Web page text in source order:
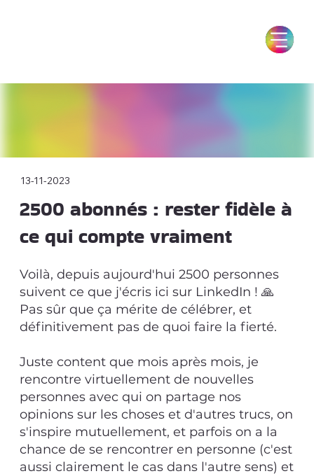
13-11-2023
2500 abonnés : rester fidèle à
ce qui compte vraiment
Voilà, depuis aujourd'hui 2500 personnes
suivent ce que j'écris ici sur LinkedIn ! 🙏
Pas sûr que ça mérite de célébrer, et
définitivement pas de quoi faire la fierté.
Juste content que mois après mois, je
rencontre virtuellement de nouvelles
personnes avec qui on partage nos
opinions sur les choses et d'autres trucs, on
s'inspire mutuellement, et parfois on a la
chance de se rencontrer en personne (c'est
aussi clairement le cas dans l'autre sens) et